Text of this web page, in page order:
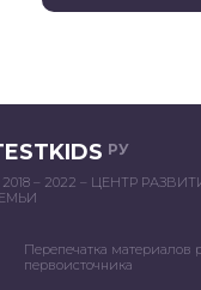
РУ
– 2022 – ЦЕНТР
Перепечатка материалов
первоисточника